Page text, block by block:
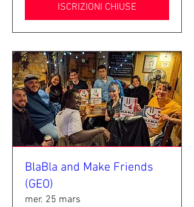
ISCRIZIONI CHIUSE
BlaBla and Make Friends
(GEO)
mer. 25 mars